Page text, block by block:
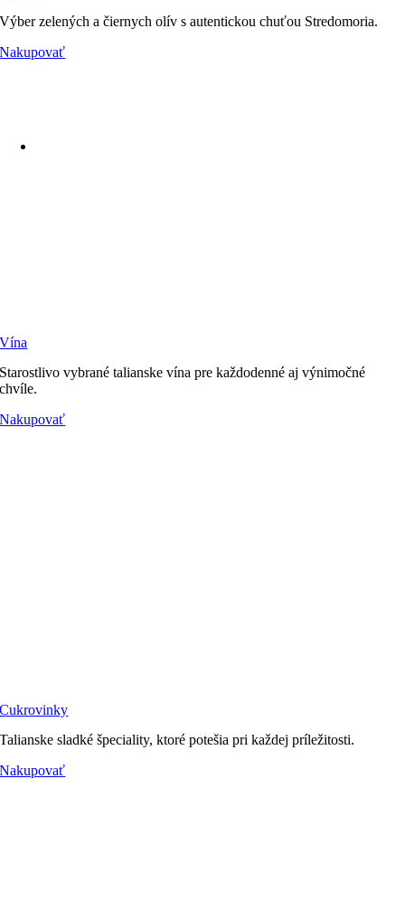
Výber zelených a čiernych olív s autentickou chuťou Stredomoria.
Nakupovať
Vína
Starostlivo vybrané talianske vína pre každodenné aj výnimočné
chvíle.
Nakupovať
Cukrovinky
Talianske sladké špeciality, ktoré potešia pri každej príležitosti.
Nakupovať